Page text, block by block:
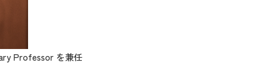
Professor を兼任